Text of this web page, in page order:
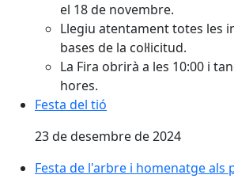
el 18 de novembre.
Llegiu atentament totes les
bases de la col·licitud.
La Fira obrirà a les 10:00 i
hores.
Festa del tió
Festa del tió
23 de desembre de 2024
Festa de l'arbre i homenatge als
Festa de l'arbre i homenatge als